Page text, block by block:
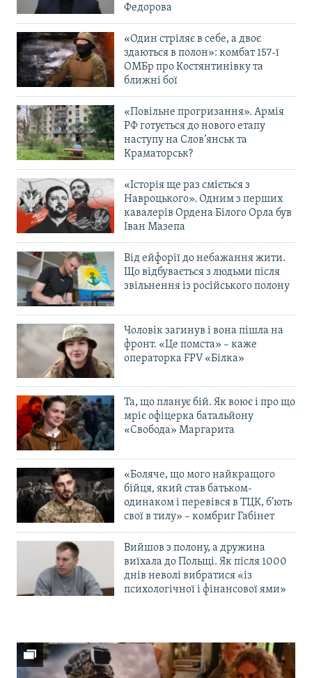
Федорова
«Один стріляє в себе, а двоє
здаються в полон»: комбат 157-ї
ОМБр про Костянтинівку та
ближні бої
«Повільне прогризання». Армія
РФ готується до нового етапу
наступу на Слов’янськ та
Краматорськ?
«Історія ще раз сміється з
Навроцького». Одним з перших
кавалерів Ордена Білого Орла був
Іван Мазепа
Від ейфорії до небажання жити.
Що відбувається з людьми після
звільнення із російського полону
Чоловік загинув і вона пішла на
фронт. «Це помста» – каже
операторка FPV «Білка»
Та, що планує бій. Як воює і про що
мріє офіцерка батальйону
«Свобода» Маргарита
«Боляче, що мого найкращого
бійця, який став батьком-
одинаком і перевівся в ТЦК, б’ють
свої в тилу» – комбриг Габінет
Вийшов з полону, а дружина
виїхала до Польщі. Як після 1000
днів неволі вибратися «із
психологічної і фінансової ями»